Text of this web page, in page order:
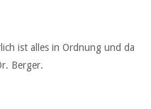
ist alles in Ordnung und da
Berger.